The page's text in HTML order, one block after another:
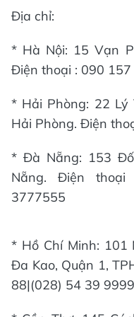
Địa chỉ:
* Hà Nội: 15 Vạn
Điện thoại : 090
* Hải Phòng: 22 Lý
Hải Phòng. Điện
* Đà Nẵng: 153
Nẵng. Điện
3777555
* Hồ Chí Minh: 101
Đa Kao, Quận 1,
88|(028) 54 39 9999